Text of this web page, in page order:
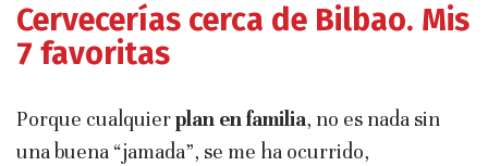
Cervecerías cerca de Bilbao. Mis
7 favoritas
Porque cualquierplan en familia, no es nada sin
una buena “jamada”, se me ha ocurrido,